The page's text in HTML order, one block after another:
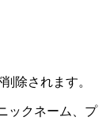
除されます。
ックネーム、プ